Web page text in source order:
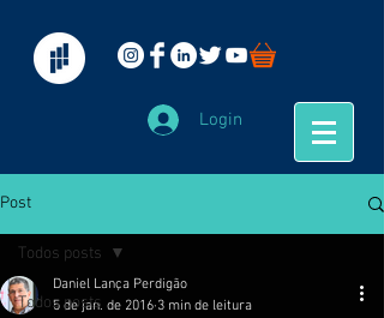
Login
Post
Todos posts
Todos posts
Daniel Lança Perdigão
5 de jan. de 2016 3 min de leitura